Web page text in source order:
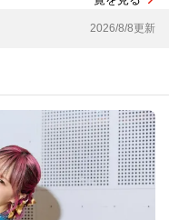
2026/8/8更新